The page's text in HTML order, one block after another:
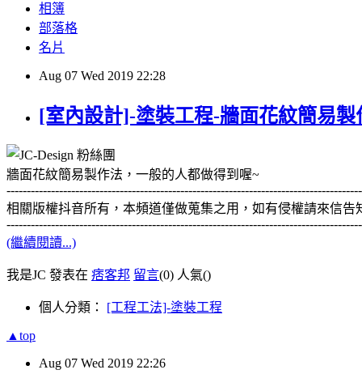
相簿
部落格
名片
Aug 07 Wed 2019 22:28
[室內設計]-塗裝工程-牆面花紋簡易製
牆面花紋簡易製作法，一般的人都做得到喔~
相關版權抖音所有，本頻道僅做蒐集之用，如有侵權請來信告
(繼續閱讀...)
我是JC 發表在 痞客邦 留言(0) 人氣()
個人分類： [工程工法]-塗裝工程
▲top
Aug 07 Wed 2019 22:26